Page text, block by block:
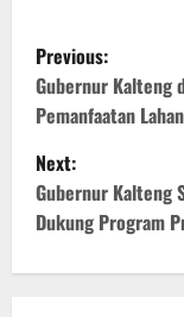
P
o
s
t
n
Previous:
Gubernur Kalteng
Pemanfaatan
Next:
Gubernur Kalteng
Dukung Program